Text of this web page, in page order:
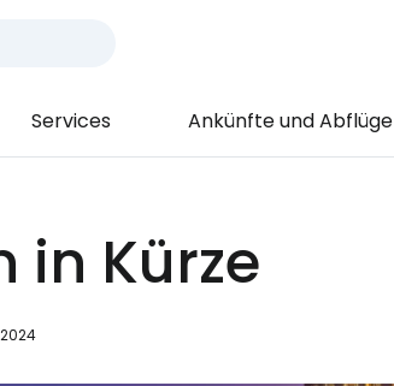
Services Ankünfte und Abflüge
in Kürze